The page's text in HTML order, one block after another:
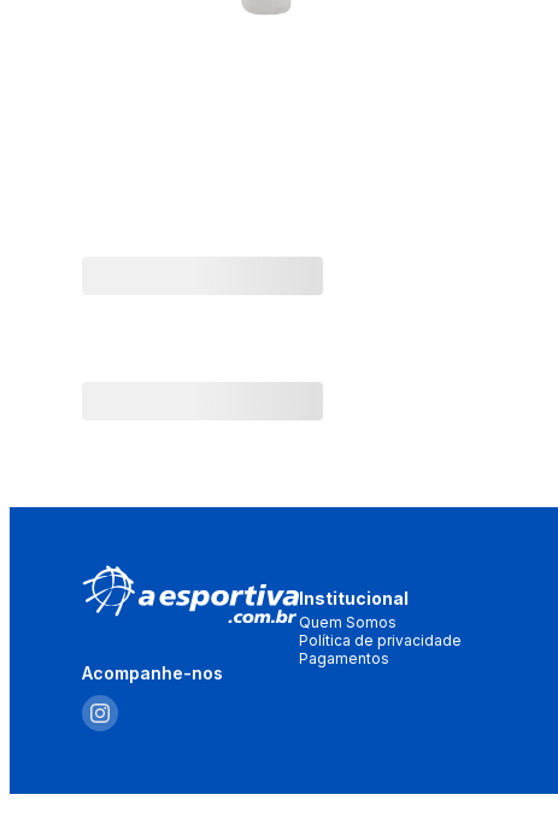
Acompanhe-nos
Institucional
Quem Somos
Política de privacidade
Pagamentos